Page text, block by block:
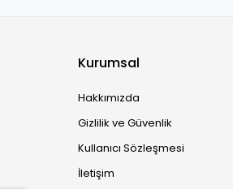
Kurumsal
Hakkımızda
Gizlilik ve Güvenlik
Kullanıcı Sözleşmesi
İletişim